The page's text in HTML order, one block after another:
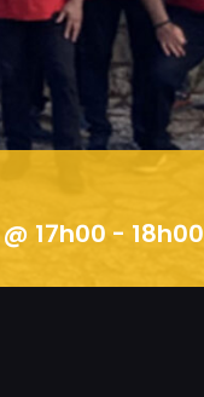
17h00 - 18h00